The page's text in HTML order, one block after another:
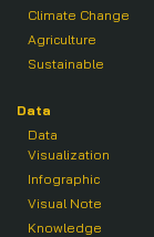
Climate Change
Agriculture
Sustainable
Data
Data
Visualization
Infographic
Visual Note
Knowledge